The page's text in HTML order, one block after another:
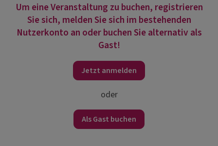
Um eine Veranstaltung zu buchen, registrieren
Sie sich, melden Sie sich im bestehenden
Nutzerkonto an oder buchen Sie alternativ als
Gast!
Jetzt anmelden
oder
Als Gast buchen